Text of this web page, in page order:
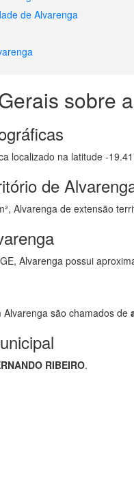
de Alvarenga
sobre
localizado na latitude -
de
Alvarenga de extensão
Alvarenga possui
Alvarenga são chamados de
RIBEIRO.